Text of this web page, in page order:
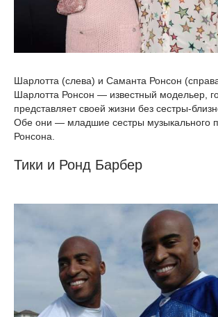
Шарлотта (слева) и Саманта Ронсон
Шарлотта Ронсон — известный модельер,
представляет своей жизни без сестры-
Обе они — младшие сестры музыкального
Ронсона.
Тики и Ронд Барбер